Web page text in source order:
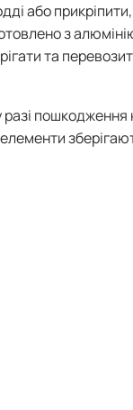
або
з
та
пошкодження